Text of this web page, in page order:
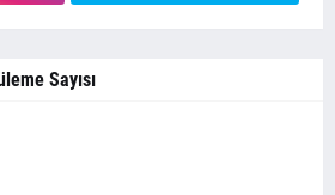
Sayısı